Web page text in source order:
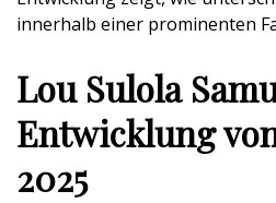
innerhalb einer prominenten
Lou Sulola
Entwicklung
2025